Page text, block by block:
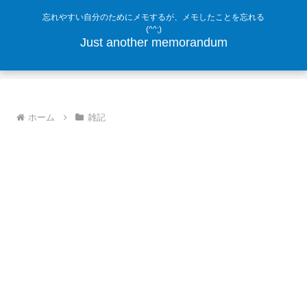
忘れやすい自分のためにメモするが、メモしたことを忘れる
(^^;)
Just another memorandum
ホーム 雑記